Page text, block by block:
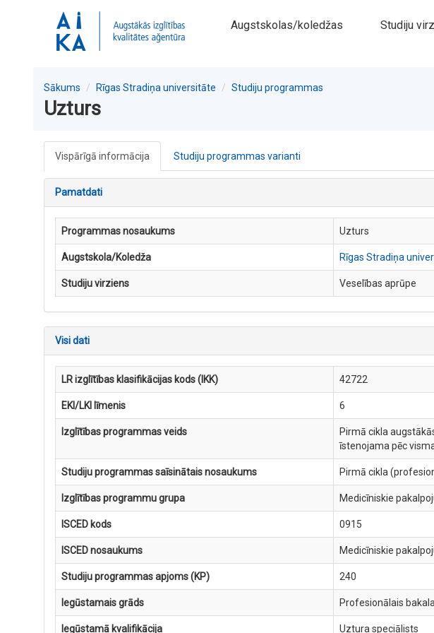
Augstskolas/koledžas Studiju
Sākums Rīgas Stradiņa universitāte Studiju programmas
Uzturs
Vispārīgā informācija Studiju programmas varianti
Pamatdati
Programmas nosaukums Uzturs
Augstskola/Koledža Rīgas Stradiņa
Studiju virziens Veselības aprūpe
Visi dati
LR izglītības klasifikācijas kods (IKK) 42722
EKI/LKI līmenis 6
Izglītības programmas veids
Pirmā cikla
īstenojama pēc
Studiju programmas saīsinātais nosaukums Pirmā cikla
Izglītības programmu grupa Medicīniskie
ISCED kods 0915
ISCED nosaukums Medicīniskie
Studiju programmas apjoms (KP) 240
Iegūstamais grāds Profesionālais
Iegūstamā kvalifikācija Uztura speciālists